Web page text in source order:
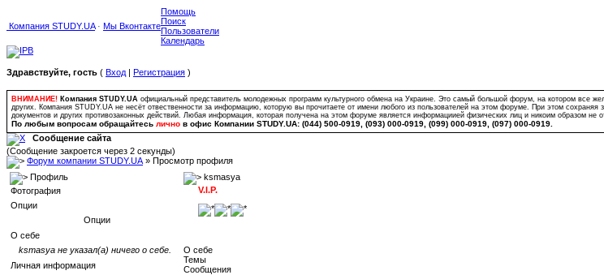
Компания STUDY.UA· Мы Вконтакте
Помощь
Поиск
Пользователи
Календарь
Здравствуйте, гость ( Вход | Регистрация )
ВНИМАНИЕ! Компания STUDY.UA официальный представитель молодежных программ культурного обмена на Украине. Это самый большой форум, на котором все
других. Компания STUDY.UA не несёт отвественности за информацию, которую вы прочитаете от имени любого из пользователей на этом форуме. При этом
документов и других противозаконных действий. Любая информация, которая получена на этом форуме является информациией физических лиц и никоим образом
По любым вопросам обращайтесь лично в офис Компании STUDY.UA: (044) 500-0919, (093) 000-0919, (099) 000-0919, (097) 000-0919.
Сообщение сайта
(Сообщение закроется через 2 секунды)
Форум компании STUDY.UA » Просмотр профиля
Профиль
Фотография
Опции
Опции
О себе
ksmasya не указал(а) ничего о себе.
Личная информация
ksmasya
V.I.P.
О себе
Темы
Сообщения